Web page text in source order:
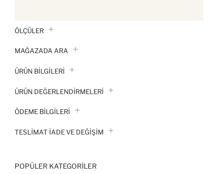
ÖLÇÜLER
MAĞAZADA ARA
ÜRÜN BILGILERI
ÜRÜN DEĞERLENDİRMELERİ
ÖDEME BİLGİLERİ
TESLIMAT İADE VE DEĞIŞIM
POPÜLER KATEGORILER